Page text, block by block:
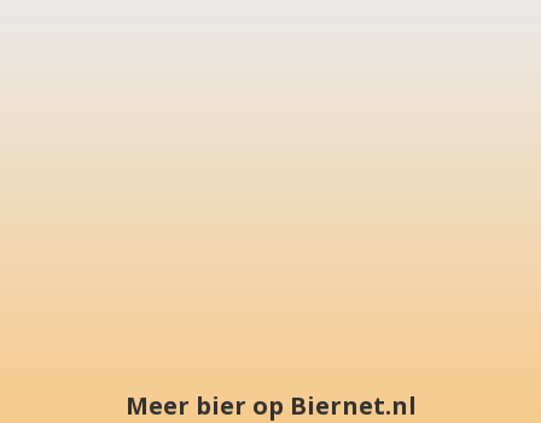
Meer bier op Biernet.nl